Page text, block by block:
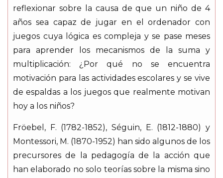
reflexionar sobre la causa de que un niño de 4
años sea capaz de jugar en el ordenador con
juegos cuya lógica es compleja y se pase meses
para aprender los mecanismos de la suma y
multiplicación: ¿Por qué no se encuentra
motivación para las actividades escolares y se vive
de espaldas a los juegos que realmente motivan
hoy a los niños?
Fröebel, F. (1782-1852), Séguin, E. (1812-1880) y
Montessori, M. (1870-1952) han sido algunos de los
precursores de la pedagogía de la acción que
han elaborado no solo teorías sobre la misma sino